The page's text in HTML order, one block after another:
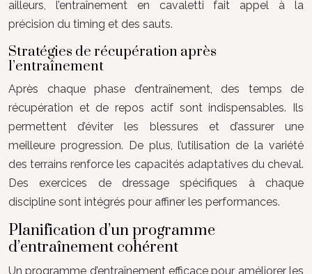
ailleurs, l’entraînement en cavaletti fait appel à la
précision du timing et des sauts.
Stratégies de récupération après
l’entraînement
Après chaque phase d’entraînement, des temps de
récupération et de repos actif sont indispensables. Ils
permettent d’éviter les blessures et d’assurer une
meilleure progression. De plus, l’utilisation de la variété
des terrains renforce les capacités adaptatives du cheval.
Des exercices de dressage spécifiques à chaque
discipline sont intégrés pour affiner les performances.
Planification d’un programme
d’entraînement cohérent
Un programme d’entraînement efficace pour améliorer les